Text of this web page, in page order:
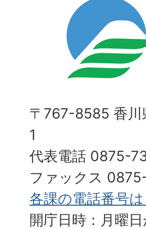
〒767-8585 香川
1
代表電話 0875-
ファックス
各課の電話番号
開庁日時：月曜